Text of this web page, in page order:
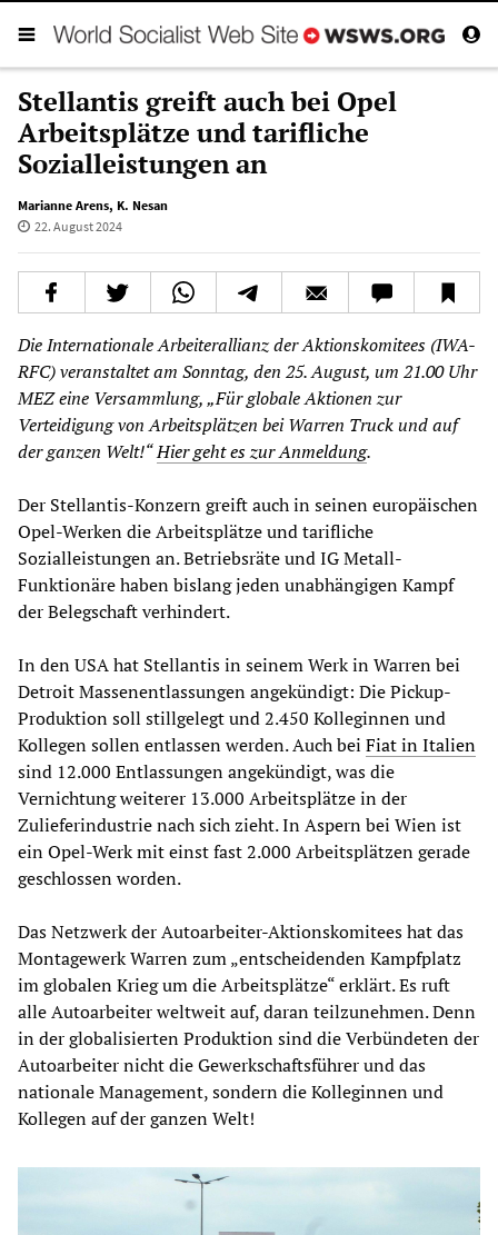
Stellantis greift auch bei Opel
Arbeitsplätze und tarifliche
Sozialleistungen an
Marianne Arens, K. Nesan
22. August 2024
Die Internationale Arbeiterallianz der Aktionskomitees (IWA-
RFC) veranstaltet am Sonntag, den 25. August, um 21.00 Uhr
MEZ eine Versammlung, „Für globale Aktionen zur
Verteidigung von Arbeitsplätzen bei Warren Truck und auf
der ganzen Welt!“Hier geht es zur Anmeldung.
Der Stellantis-Konzern greift auch in seinen europäischen
Opel-Werken die Arbeitsplätze und tarifliche
Sozialleistungen an. Betriebsräte und IG Metall-
Funktionäre haben bislang jeden unabhängigen Kampf
der Belegschaft verhindert.
In den USA hat Stellantis in seinem Werk in Warren bei
Detroit Massenentlassungen angekündigt: Die Pickup-
Produktion soll stillgelegt und 2.450 Kolleginnen und
Kollegen sollen entlassen werden. Auch bei Fiat in Italien
sind 12.000 Entlassungen angekündigt, was die
Vernichtung weiterer 13.000 Arbeitsplätze in der
Zulieferindustrie nach sich zieht. In Aspern bei Wien ist
ein Opel-Werk mit einst fast 2.000 Arbeitsplätzen gerade
geschlossen worden.
Das Netzwerk der Autoarbeiter-Aktionskomitees hat das
Montagewerk Warren zum „entscheidenden Kampfplatz
im globalen Krieg um die Arbeitsplätze“ erklärt. Es ruft
alle Autoarbeiter weltweit auf, daran teilzunehmen. Denn
in der globalisierten Produktion sind die Verbündeten der
Autoarbeiter nicht die Gewerkschaftsführer und das
nationale Management, sondern die Kolleginnen und
Kollegen auf der ganzen Welt!